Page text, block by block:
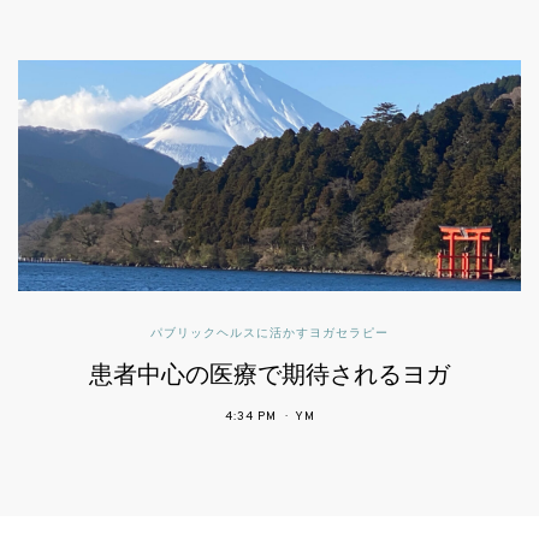
パブリックヘルスに活かすヨガセラピー
患者中心の医療で期待されるヨガ
4:34 PM YM